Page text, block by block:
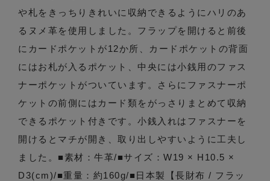
や札をきっちりきれいに収納できるようにハリのあ
るヌメ革を使用しました。フラップを開けると前後
にカードポケットが12か所、カードポケットの背面
にはお札が入るポケット、中央には小銭用のファス
ナーポケットがついています。さらにファスナーポ
ケットの前側にはカード類をがっさりまとめて収納
できるポケット付きです。小銭入れはファスナーを
開けるとマチが開き、取り出しやすいように工夫し
ました。■素材：牛革/■サイズ：W19 × H10.5 ×
D3(cm)/■重量：約160g/■日本製【長財布 / フラッ